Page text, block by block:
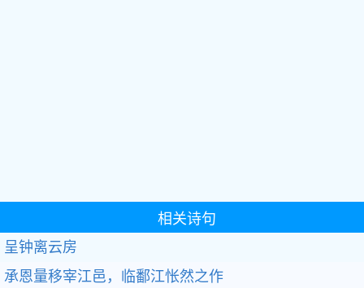
相关诗句
呈钟离云房
承恩量移宰江邑，临鄱江怅然之作